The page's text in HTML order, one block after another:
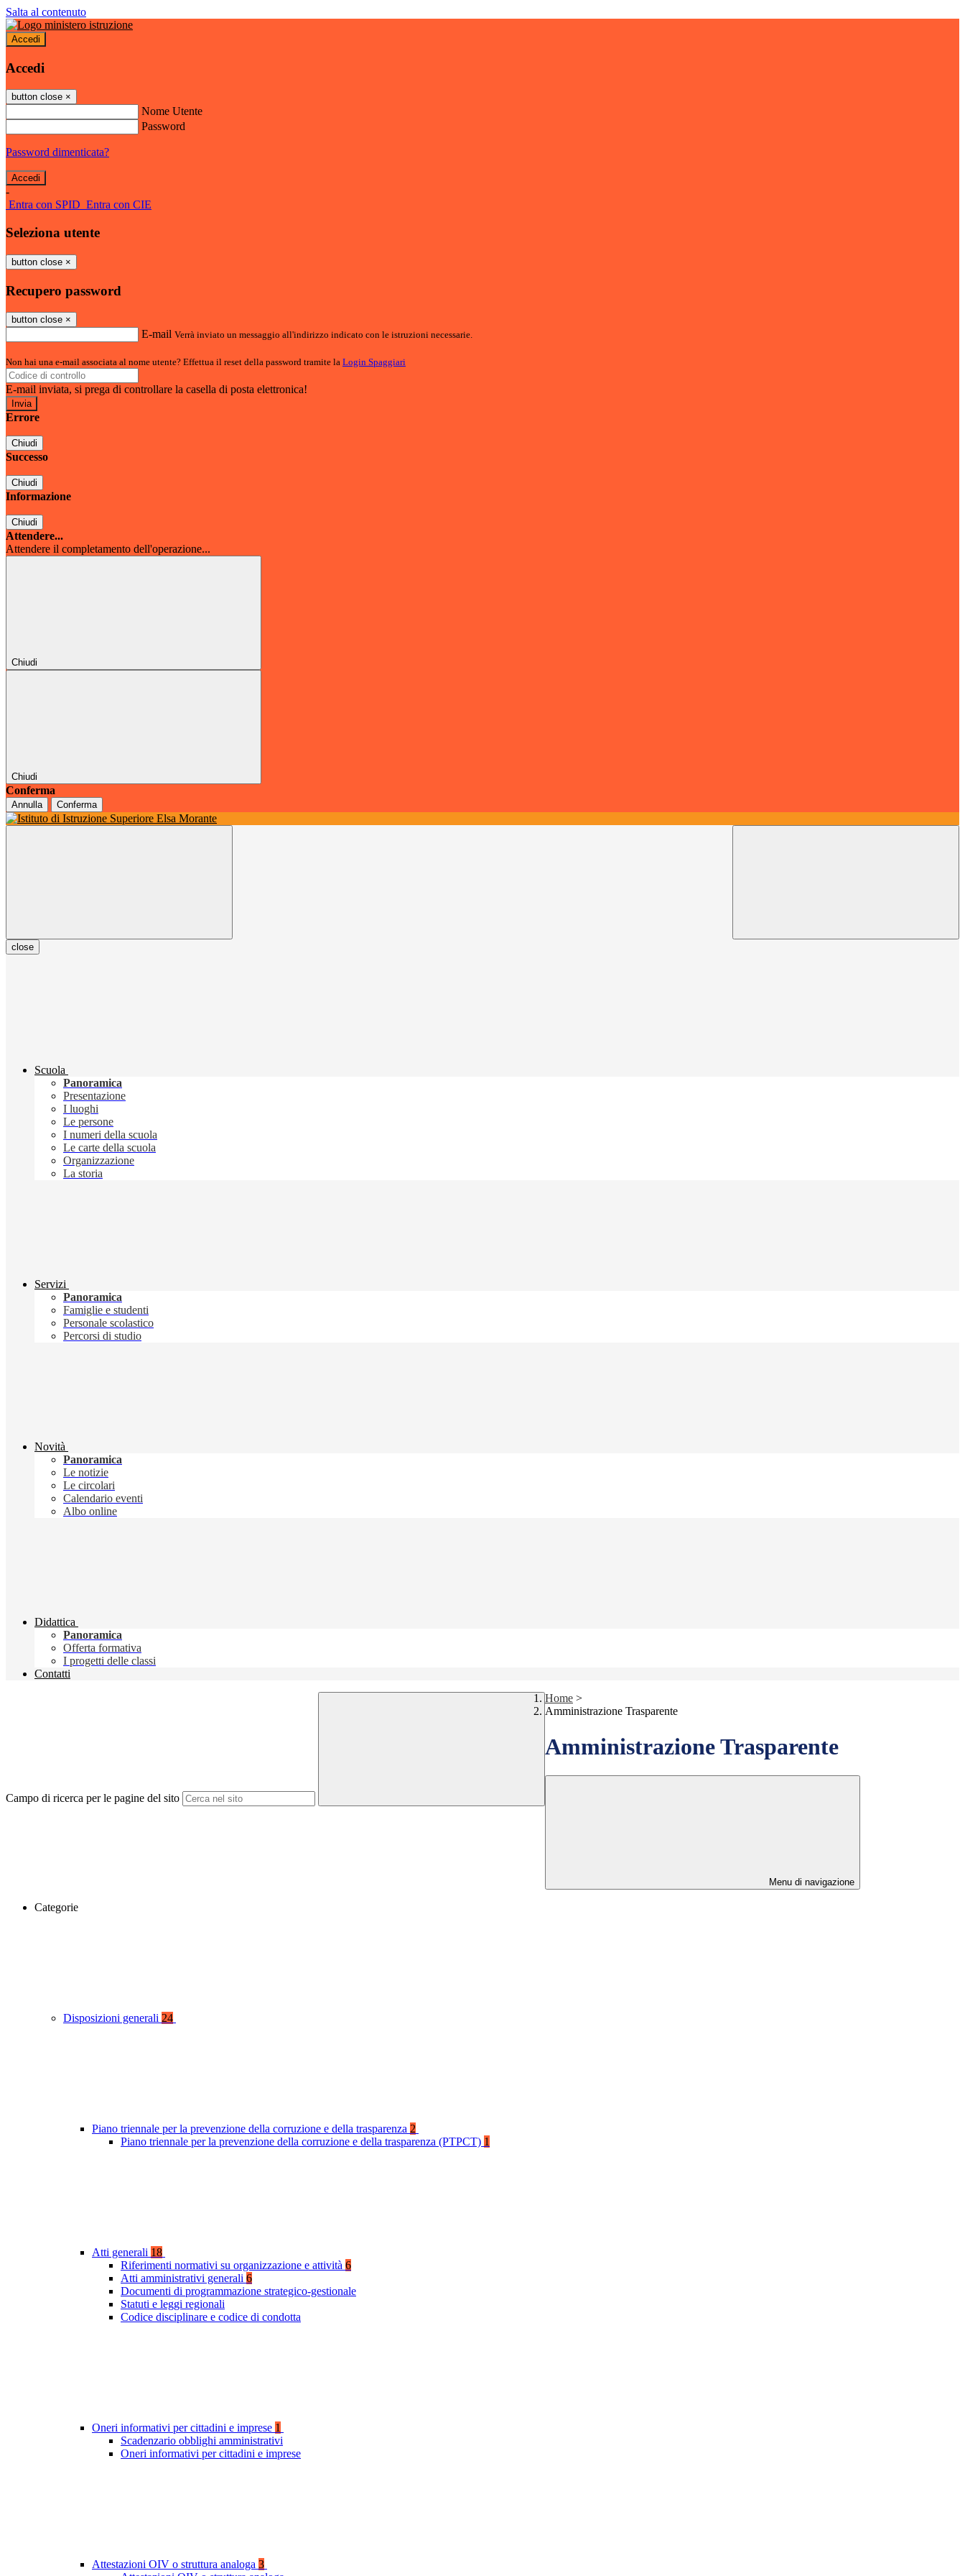
Salta al contenuto
Accedi
Accedi
button close ×
Nome Utente
Password
Password dimenticata?
-
Entra con SPID Entra con CIE
Seleziona utente
button close ×
Recupero password
button close ×
E-mail Verrà inviato un messaggio all'indirizzo indicato con le istruzioni necessarie.
Non hai una e-mail associata al nome utente? Effettua il reset della password tramite la Login Spaggiari
E-mail inviata, si prega di controllare la casella di posta elettronica!
Errore
Chiudi
Successo
Chiudi
Informazione
Chiudi
Attendere...
Attendere il completamento dell'operazione...
Chiudi
Chiudi
Conferma
Annulla Conferma
close
Scuola
Panoramica
Presentazione
I luoghi
Le persone
I numeri della scuola
Le carte della scuola
Organizzazione
La storia
Servizi
Panoramica
Famiglie e studenti
Personale scolastico
Percorsi di studio
Novità
Panoramica
Le notizie
Le circolari
Calendario eventi
Albo online
Didattica
Panoramica
Offerta formativa
I progetti delle classi
Contatti
Campo di ricerca per le pagine del sito
Home >
Amministrazione Trasparente
Amministrazione Trasparente
Menu di navigazione
Categorie
Disposizioni generali 24
Piano triennale per la prevenzione della corruzione e della trasparenza 2
Piano triennale per la prevenzione della corruzione e della trasparenza (PTPCT) 1
Atti generali 18
Riferimenti normativi su organizzazione e attività 6
Atti amministrativi generali 6
Documenti di programmazione strategico-gestionale
Statuti e leggi regionali
Codice disciplinare e codice di condotta
Oneri informativi per cittadini e imprese 1
Scadenzario obblighi amministrativi
Oneri informativi per cittadini e imprese
Attestazioni OIV o struttura analoga 3